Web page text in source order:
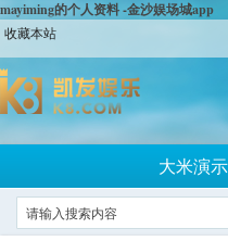
mayiming的个人资料 -金沙娱场城app
收藏本站
大米演示